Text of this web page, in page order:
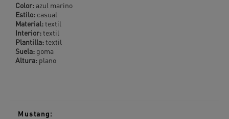
Color: azul marino
Estilo: casual
Material:textil
Interior:textil
Plantilla:textil
Suela: goma
Altura: plano
Mustang: